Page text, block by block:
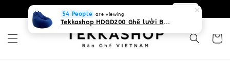
0931268840 Liên hệ với chúng tôi
54 People are viewing
Tekkashop HDGD200 Ghế lười Beanbag form truyền thống, chất liệu Olefin canvas kháng nước, màu xanh biển, có thể sử dụng trong nhà và cả ngoài trời, có quai xách